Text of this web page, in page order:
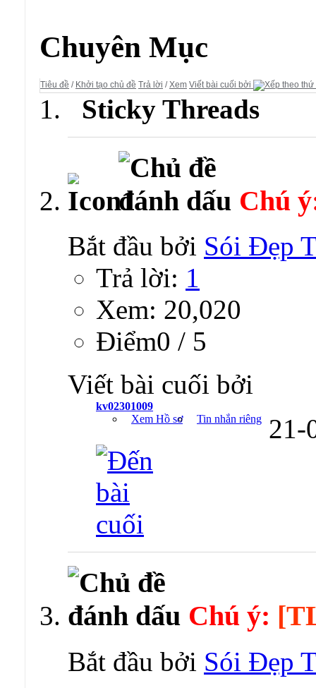
Chuyên Mục
Tiêu đề / Khởi tạo chủ đề Trả lời /Xem Viết bài cuối bởi
Sticky Threads
Chú
Bắt đầu bởi Sói Đẹp
Trả lời: 1
Xem: 20,020
Ðiểm0 / 5
Viết bài cuối bởi
kv02301009
Xem Hồ sơ
Tin nhắn riêng 21-
Chú ý:
Bắt đầu bởi Sói Đẹp